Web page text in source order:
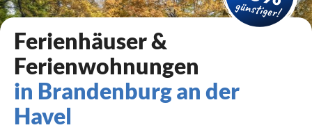
Ferienhäuser &
Ferienwohnungen
in Brandenburg an der
Havel